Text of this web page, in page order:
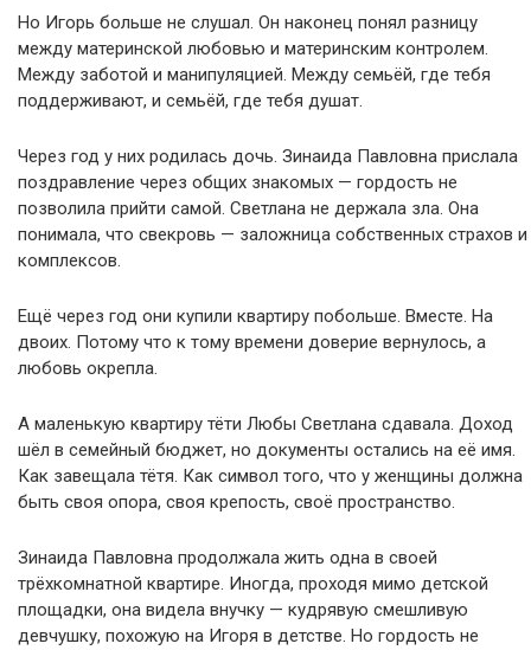
Но Игорь больше не слушал. Он наконец понял разницу
между материнской любовью и материнским контролем.
Между заботой и манипуляцией. Между семьёй, где тебя
поддерживают, и семьёй, где тебя душат.
Через год у них родилась дочь. Зинаида Павловна прислала
поздравление через общих знакомых — гордость не
позволила прийти самой. Светлана не держала зла. Она
понимала, что свекровь — заложница собственных страхов и
комплексов.
Ещё через год они купили квартиру побольше. Вместе. На
двоих. Потому что к тому времени доверие вернулось, а
любовь окрепла.
А маленькую квартиру тёти Любы Светлана сдавала. Доход
шёл в семейный бюджет, но документы остались на её имя.
Как завещала тётя. Как символ того, что у женщины должна
быть своя опора, своя крепость, своё пространство.
Зинаида Павловна продолжала жить одна в своей
трёхкомнатной квартире. Иногда, проходя мимо детской
площадки, она видела внучку — кудрявую смешливую
девчушку, похожую на Игоря в детстве. Но гордость не